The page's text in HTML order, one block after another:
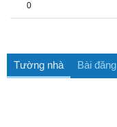
0
Tường nhà Bài đăng